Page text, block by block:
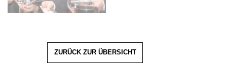
ZURÜCK ZUR ÜBERSICHT